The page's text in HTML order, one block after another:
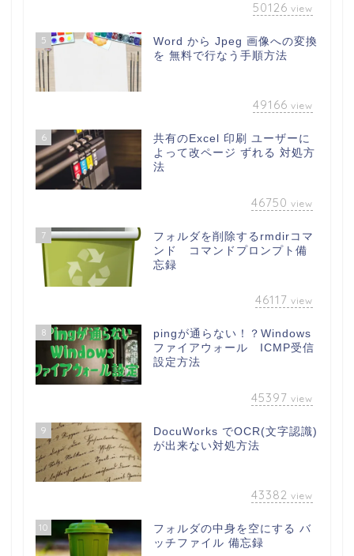
50126 view
5
Word から Jpeg 画像への変換
を 無料で行なう手順方法
49166 view
6
共有のExcel 印刷 ユーザーに
よって改ページ ずれる 対処方
法
46750 view
7
フォルダを削除するrmdirコマ
ンド コマンドプロンプト備
忘録
46117 view
8
pingが通らない！？Windows
ファイアウォール ICMP受信
設定方法
45397 view
9
DocuWorks でOCR(文字認識)
が出来ない対処方法
43382 view
10
フォルダの中身を空にする バ
ッチファイル 備忘録